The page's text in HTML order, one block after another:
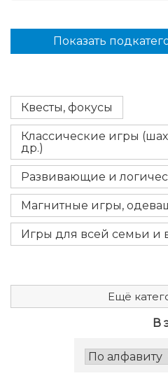
Квесты, фокусы
Классические игры
др.)
Развивающие и
Магнитные игры,
Игры для всей семьи и
Ещё
В
Показать